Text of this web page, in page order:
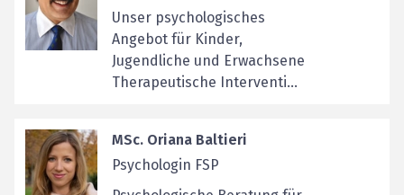
Unser psychologisches
Angebot für Kinder,
Jugendliche und Erwachsene
Therapeutische Interventi...
MSc. Oriana Baltieri
Psychologin FSP